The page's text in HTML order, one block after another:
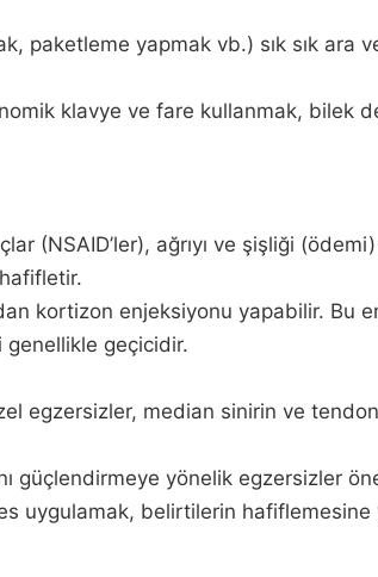
paketleme yapmak vb.) sık sık ara
klavye ve fare kullanmak, bilek
(NSAID’ler), ağrıyı ve şişliği
kortizon enjeksiyonu yapabilir. Bu
genellikle geçicidir.
egzersizler, median sinirin ve
güçlendirmeye yönelik egzersizler
uygulamak, belirtilerin hafiflemesine